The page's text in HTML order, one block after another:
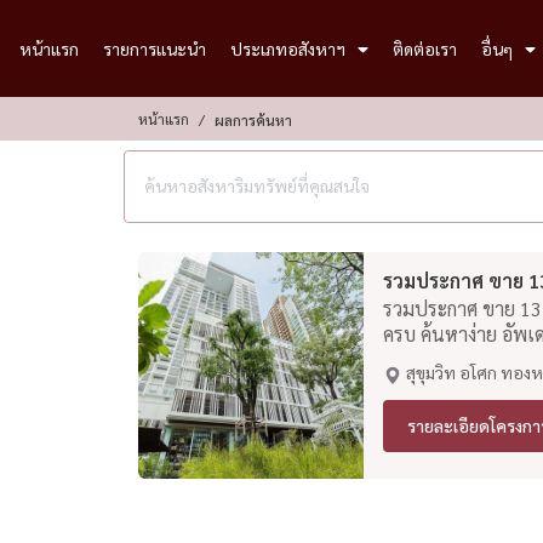
หน้าแรก รายการแนะนำ ประเภทอสังหาฯ ติดต่อเรา อื่นๆ
หน้าแรก ผลการค้นหา
รวมประกาศ ขาย
รวมประกาศ ขาย
ครบ ค้นหาง่าย อัพ
สุขุมวิท อโศก ทอง
รายละเอียดโครงก